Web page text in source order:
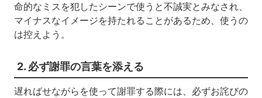
命的なミスを犯したシーンで使うと不誠実とみなされ、
マイナスなイメージを持たれることがあるため、使うの
は控えよう。
2. 必ず謝罪の言葉を添える
遅ればせながらを使って謝罪する際には、必ずお詫びの